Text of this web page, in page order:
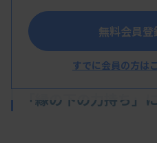
頂いた。
「縁の下の力持ち」
無料会員登
すでに会員の方は